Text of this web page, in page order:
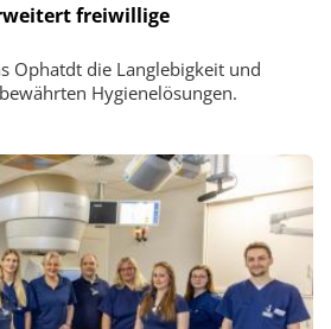
freiwillige
Ophatdt die Langlebigkeit und
Hygienelösungen.